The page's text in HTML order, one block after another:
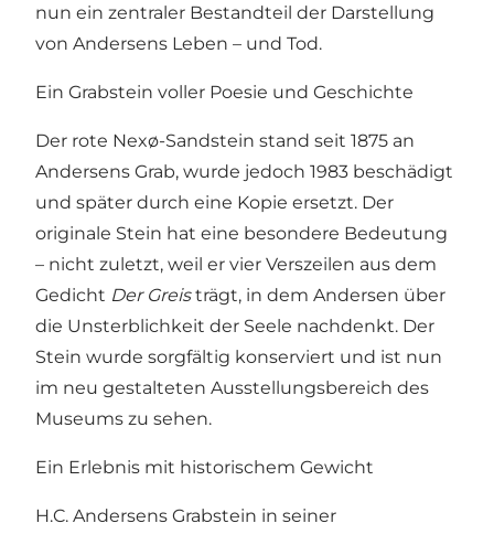
nun ein zentraler Bestandteil der Darstellung
von Andersens Leben – und Tod.
Ein Grabstein voller Poesie und Geschichte
Der rote Nexø-Sandstein stand seit 1875 an
Andersens Grab, wurde jedoch 1983 beschädigt
und später durch eine Kopie ersetzt. Der
originale Stein hat eine besondere Bedeutung
– nicht zuletzt, weil er vier Verszeilen aus dem
Gedicht Der Greisträgt, in dem Andersen über
die Unsterblichkeit der Seele nachdenkt. Der
Stein wurde sorgfältig konserviert und ist nun
im neu gestalteten Ausstellungsbereich des
Museums zu sehen.
Ein Erlebnis mit historischem Gewicht
H.C. Andersens Grabstein in seiner